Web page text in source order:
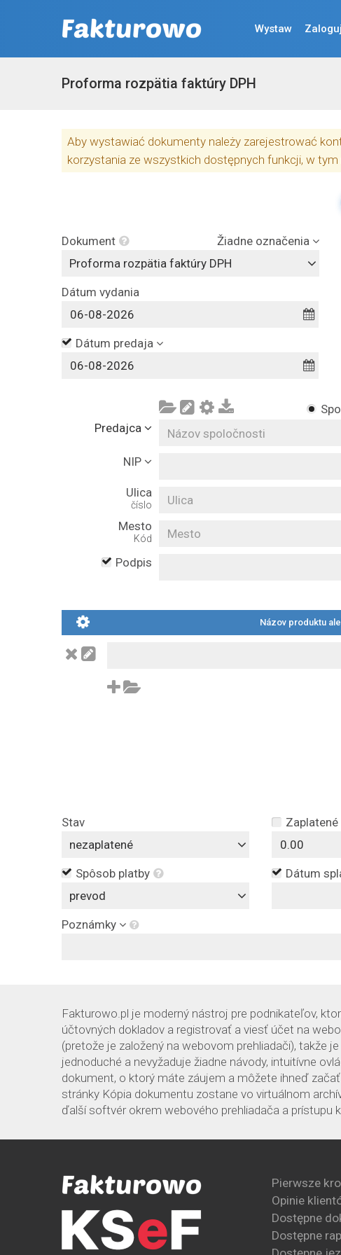
Wystaw
Proforma rozpätia faktúry DPH
Aby wystawiać dokumenty należy zarejestrować
korzystania ze wszystkich dostępnych funkcji, w tym
Dokument
Žiadne označenia
Proforma rozpätia faktúry DPH
Dátum vydania
Dátum predaja
Predajca
NIP
Ulica
číslo
Mesto
Kód
Podpis
Názov produktu
Stav
nezaplatené
Zaplatené
Spôsob platby
prevod
Dátum
Poznámky
Fakturowo.pl je moderný nástroj pre podnikateľov,
účtovných dokladov a registrovať a viesť účet na
(pretože je založený na webovom prehliadači), takže
jednoduché a nevyžaduje žiadne návody, intuitívne
dokument, o ktorý máte záujem a môžete ihneď
stránky Kópia dokumentu zostane vo virtuálnom
ďalší softvér okrem webového prehliadača a prístupu
Pierwsze
Opinie
Dostępne
Dostępne